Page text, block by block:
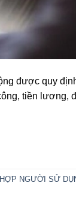
được quy
tiền lương,
NGƯỜI SỬ